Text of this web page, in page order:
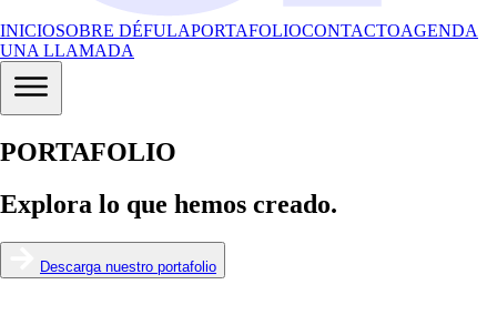
INICIOSOBRE DÉFULAPORTAFOLIOCONTACTOAGENDA
UNA LLAMADA
PORTAFOLIO
Explora lo que hemos creado.
Descarga nuestro portafolio